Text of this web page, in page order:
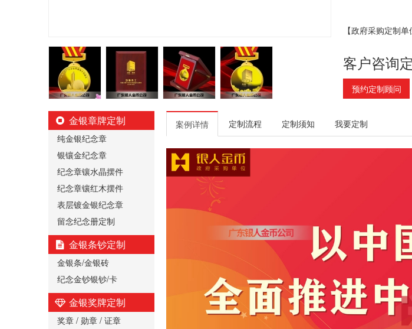
【政府采购定制单
客户咨询
预约定制顾问
金银章牌定制
纯金银纪念章
银镶金纪念章
纪念章镶水晶摆件
纪念章镶红木摆件
表层镀金银纪念章
留念纪念册定制
金银条钞定制
金银条/金银砖
纪念金钞银钞/卡
金银奖牌定制
奖章 / 勋章 / 证章
案例详情 定制流程 定制须知 我要定制